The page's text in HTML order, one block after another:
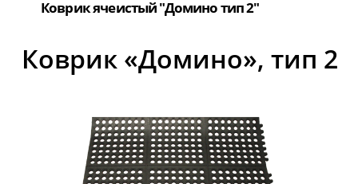
Коврик ячеистый "Домино тип 2"
Коврик «Домино», тип 2